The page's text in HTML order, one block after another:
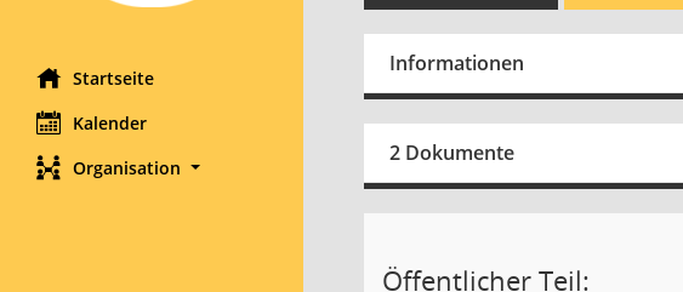
Startseite
Kalender
Organisation
Informationen
2 Dokumente
Öffentlicher Teil: